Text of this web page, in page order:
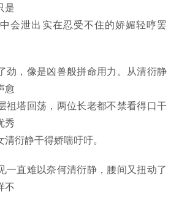
是
会泄出实在忍受不住的娇媚轻哼罢
，像是凶兽般拼命用力。从清衍静
愈
祖塔回荡，两位长老都不禁看得口干
秀
衍静干得娇喘吁吁。
直难以奈何清衍静，腰间又扭动了
不